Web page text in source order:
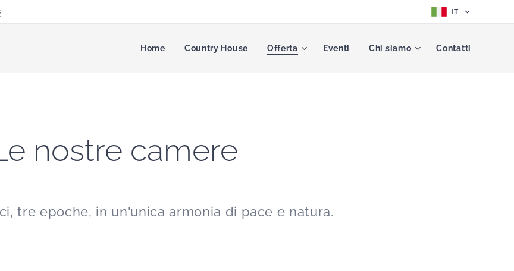
IT
Home Country House Offerta Eventi Chi siamo Contatti
nostre camere
tre epoche, in un'unica armonia di pace e natura.